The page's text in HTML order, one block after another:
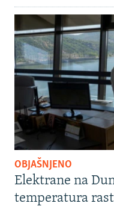
OBJAŠNJENO
Elektrane na
temperatura